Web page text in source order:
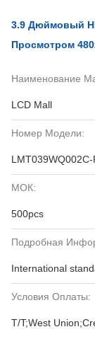
3.9 Дюймовый
Просмотром
Наименование
LCD Mall
Номер Модели:
МОК:
500pcs
Подробная
International
Условия Оплаты:
T/T;West